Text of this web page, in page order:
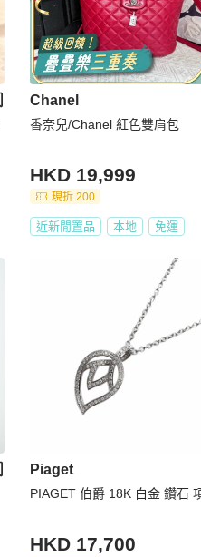
Chanel
香奈兒/Chanel 紅色雙肩包
HKD 19,999
現折 200
近新閒置品 本地 免運
Piaget
PIAGET 伯爵 18K 白金 鑽石
HKD 17,700